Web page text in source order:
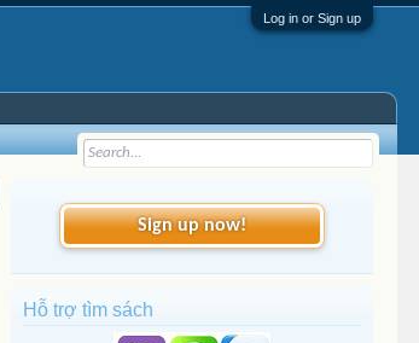
Log in or Sign up
Sign up now!
Hỗ trợ tìm sách